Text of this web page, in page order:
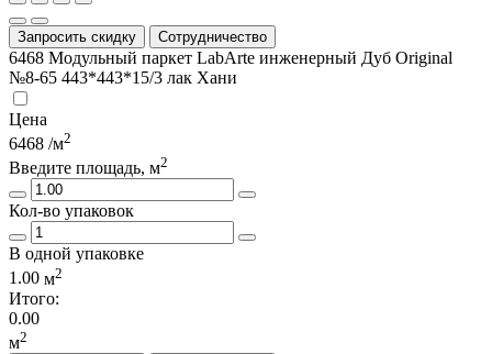
Запросить скидку Сотрудничество
6468 Модульный паркет LabArte инженерный Дуб Original
№8-65 443*443*15/3 лак Хани
Цена
6468 /м2
Введите площадь, м2
Кол-во упаковок
В одной упаковке
1.00 м2
Итого:
0.00
м2